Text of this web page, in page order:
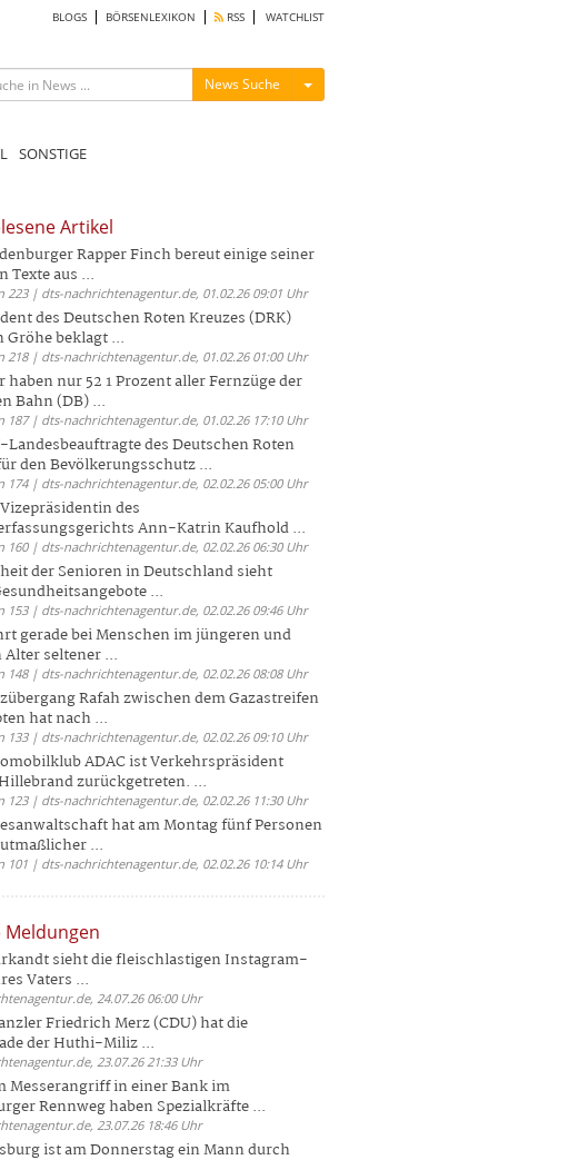
BLOGS BÖRSENLEXIKON RSS WATCHLIST
News Suche Menü ein-/ausblenden
SONSTIGE
Artikel
Rapper Finch bereut einige seiner
Texte aus ...
223 | dts-nachrichtenagentur.de, 01.02.26 09:01 Uhr
des Deutschen Roten Kreuzes (DRK)
Gröhe beklagt ...
218 | dts-nachrichtenagentur.de, 01.02.26 01:00 Uhr
haben nur 52 1 Prozent aller Fernzüge der
Bahn (DB) ...
187 | dts-nachrichtenagentur.de, 01.02.26 17:10 Uhr
Landesbeauftragte des Deutschen Roten
den Bevölkerungsschutz ...
174 | dts-nachrichtenagentur.de, 02.02.26 05:00 Uhr
des
Ann-Katrin Kaufhold ...
160 | dts-nachrichtenagentur.de, 02.02.26 06:30 Uhr
der Senioren in Deutschland sieht
...
153 | dts-nachrichtenagentur.de, 02.02.26 09:46 Uhr
gerade bei Menschen im jüngeren und
seltener ...
148 | dts-nachrichtenagentur.de, 02.02.26 08:08 Uhr
Rafah zwischen dem Gazastreifen
hat nach ...
133 | dts-nachrichtenagentur.de, 02.02.26 09:10 Uhr
ADAC ist Verkehrspräsident
zurückgetreten. ...
123 | dts-nachrichtenagentur.de, 02.02.26 11:30 Uhr
hat am Montag fünf Personen
...
101 | dts-nachrichtenagentur.de, 02.02.26 10:14 Uhr
Meldungen
sieht die fleischlastigen Instagram-
Vaters ...
24.07.26 06:00 Uhr
Friedrich Merz (CDU) hat die
der Huthi-Miliz ...
23.07.26 21:33 Uhr
Messerangriff in einer Bank im
Rennweg haben Spezialkräfte ...
23.07.26 18:46 Uhr
ist am Donnerstag ein Mann durch